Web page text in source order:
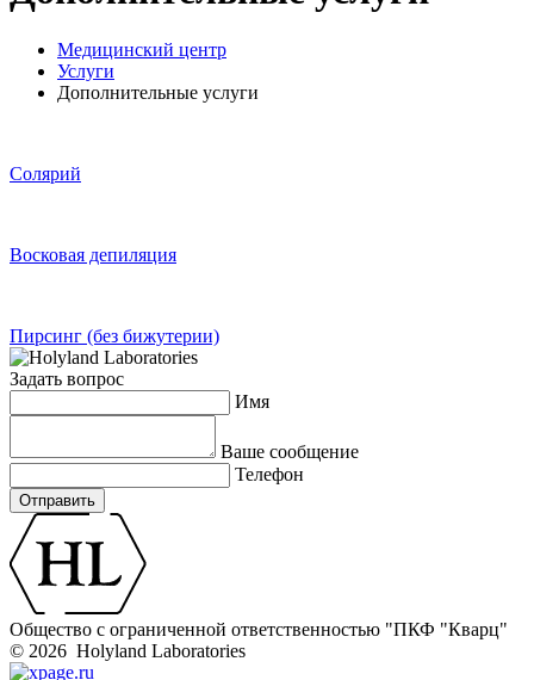
Медицинский центр
Услуги
Дополнительные услуги
Солярий
Восковая депиляция
Пирсинг (без бижутерии)
Задать вопрос
Имя
Ваше сообщение
Телефон
Отправить
Общество с ограниченной ответственностью "ПКФ "Кварц"
© 2026 Holyland Laboratories